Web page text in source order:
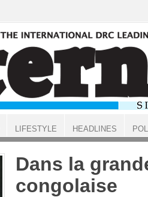
Dans la
congolaise
LIFESTYLE HEADLINES